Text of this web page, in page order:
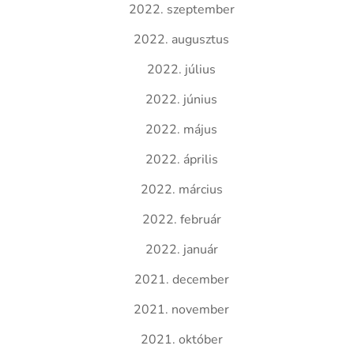
2022. szeptember
2022. augusztus
2022. július
2022. június
2022. május
2022. április
2022. március
2022. február
2022. január
2021. december
2021. november
2021. október